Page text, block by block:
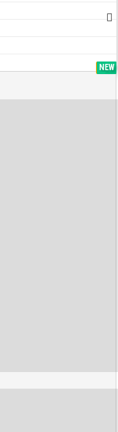
TOP
NEW
NEW
NEW